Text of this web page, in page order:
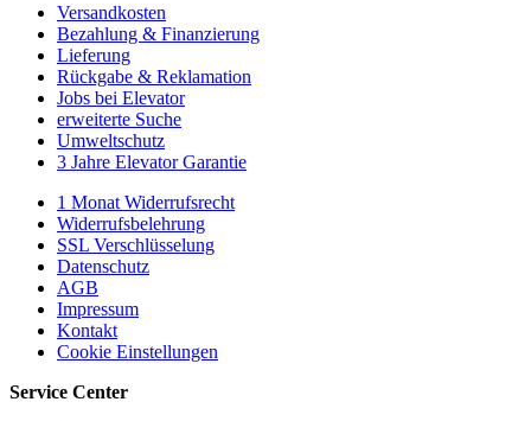
Versandkosten
Bezahlung & Finanzierung
Lieferung
Rückgabe & Reklamation
Jobs bei Elevator
erweiterte Suche
Umweltschutz
3 Jahre Elevator Garantie
1 Monat Widerrufsrecht
Widerrufsbelehrung
SSL Verschlüsselung
Datenschutz
AGB
Impressum
Kontakt
Cookie Einstellungen
Service Center